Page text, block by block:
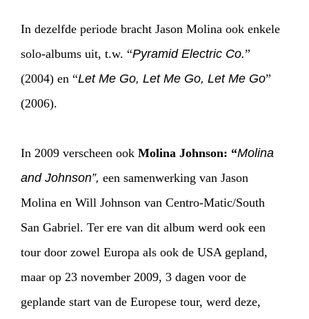
In dezelfde periode bracht Jason Molina ook enkele
solo-albums uit, t.w. “Pyramid Electric Co.”
(2004) en “Let Me Go, Let Me Go, Let Me Go”
(2006).
In 2009 verscheen ook Molina Johnson: “Molina
and Johnson”, een samenwerking van Jason
Molina en Will Johnson van Centro-Matic/South
San Gabriel. Ter ere van dit album werd ook een
tour door zowel Europa als ook de USA gepland,
maar op 23 november 2009, 3 dagen voor de
geplande start van de Europese tour, werd deze,